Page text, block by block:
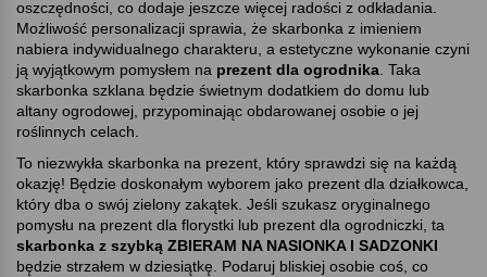
oszczędności, co dodaje jeszcze więcej radości z odkładania.
Możliwość personalizacji sprawia, że skarbonka z imieniem
nabiera indywidualnego charakteru, a estetyczne wykonanie czyni
ją wyjątkowym pomysłem na prezent dla ogrodnika . Taka
skarbonka szklana będzie świetnym dodatkiem do domu lub
altany ogrodowej, przypominając obdarowanej osobie o jej
roślinnych celach.
To niezwykła skarbonka na prezent, który sprawdzi się na każdą
okazję! Będzie doskonałym wyborem jako prezent dla działkowca,
który dba o swój zielony zakątek. Jeśli szukasz oryginalnego
pomysłu na prezent dla florystki lub prezent dla ogrodniczki, ta
skarbonka z szybką ZBIERAM NA NASIONKA I SADZONKI
będzie strzałem w dziesiątkę. Podaruj bliskiej osobie coś, co